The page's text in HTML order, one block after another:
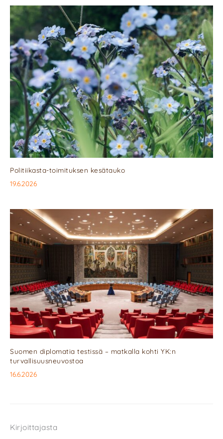
Politiikasta-toimituksen kesätauko
19.6.2026
Suomen diplomatia testissä – matkalla kohti YK:n
turvallisuusneuvostoa
16.6.2026
Kirjoittajasta